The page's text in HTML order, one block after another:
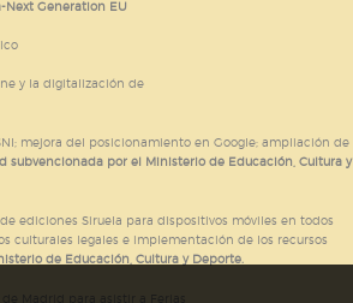
Next Generation EU
y la digitalización de
mejora del posicionamiento en Google; ampliación de
subvencionada por el Ministerio de Educación, Cultura y
ediciones Siruela para dispositivos móviles en todos
culturales legales e implementación de los recursos
de Educación, Cultura y Deporte.